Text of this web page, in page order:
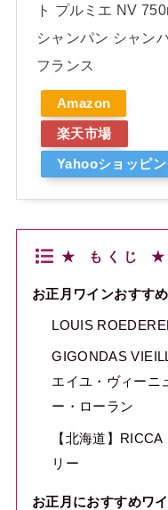
ト プルミエ NV
シャンパン シャン
フランス
Amazon
楽天市場
Yahooショッピ
★ も く じ ★
お正月ワインおす
LOUIS
GIGONDAS
エイユ・ヴィーニ
ー・ローラン
【北海道】
リー
お正月におすすめワ